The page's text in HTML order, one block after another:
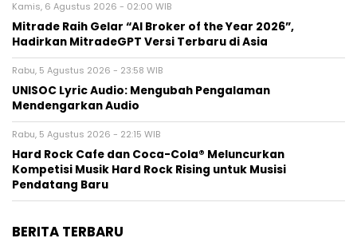
Kamis, 6 Agustus 2026 - 02:00 WIB
Mitrade Raih Gelar “AI Broker of the Year 2026”,
Hadirkan MitradeGPT Versi Terbaru di Asia
Rabu, 5 Agustus 2026 - 23:58 WIB
UNISOC Lyric Audio: Mengubah Pengalaman
Mendengarkan Audio
Rabu, 5 Agustus 2026 - 22:15 WIB
Hard Rock Cafe dan Coca-Cola® Meluncurkan
Kompetisi Musik Hard Rock Rising untuk Musisi
Pendatang Baru
BERITA TERBARU